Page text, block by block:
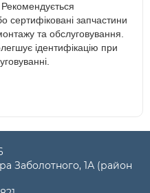
сертифіковані запчастини
та обслуговування.
ідентифікацію при
Заболотного, 1А (район